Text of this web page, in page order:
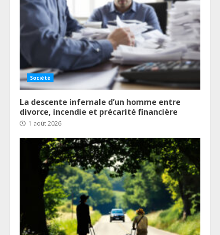
Société
La descente infernale d’un homme entre
divorce, incendie et précarité financière
1 août 2026